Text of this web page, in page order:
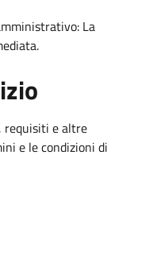
La
requisiti e altre
e le condizioni di